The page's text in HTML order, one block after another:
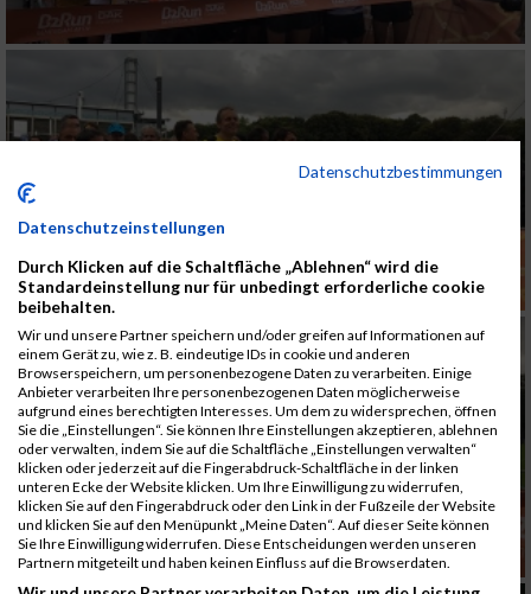
Datenschutzbestimmungen
Datenschutzeinstellungen
Durch Klicken auf die Schaltfläche „Ablehnen“ wird die
Standardeinstellung nur für unbedingt erforderliche cookie
beibehalten.
Wir und unsere Partner speichern und/oder greifen auf Informationen auf
einem Gerät zu, wie z. B. eindeutige IDs in cookie und anderen
Browserspeichern, um personenbezogene Daten zu verarbeiten. Einige
Anbieter verarbeiten Ihre personenbezogenen Daten möglicherweise
aufgrund eines berechtigten Interesses. Um dem zu widersprechen, öffnen
Sie die „Einstellungen“. Sie können Ihre Einstellungen akzeptieren, ablehnen
oder verwalten, indem Sie auf die Schaltfläche „Einstellungen verwalten“
klicken oder jederzeit auf die Fingerabdruck-Schaltfläche in der linken
unteren Ecke der Website klicken. Um Ihre Einwilligung zu widerrufen,
klicken Sie auf den Fingerabdruck oder den Link in der Fußzeile der Website
und klicken Sie auf den Menüpunkt „Meine Daten“. Auf dieser Seite können
Sie Ihre Einwilligung widerrufen. Diese Entscheidungen werden unseren
Partnern mitgeteilt und haben keinen Einfluss auf die Browserdaten.